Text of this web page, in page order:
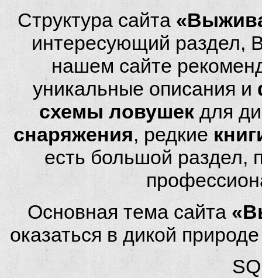
Структура сайта
интересующий раздел,
нашем сайте
уникальные описания и
схемы ловушек для
снаряжения, редкие
есть большой
Основная тема сайта
оказаться в дикой